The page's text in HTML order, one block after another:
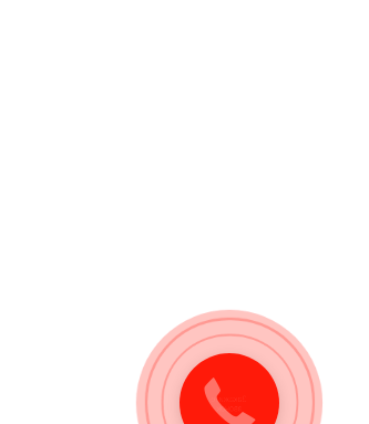
Закажите
звонок